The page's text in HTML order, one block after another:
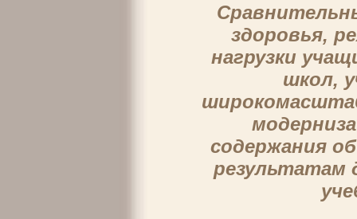
здоровья,
нагрузки
школ,
содержания
результатам